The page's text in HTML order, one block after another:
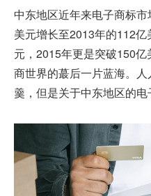
中东地区近年来电子商标
美元增长至2013年的112
元，2015年更是突破150
商世界的蕞后一片蓝海。
羹，但是关于中东地区的